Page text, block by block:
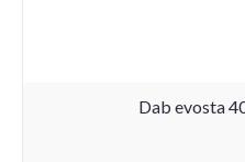
Dab evosta